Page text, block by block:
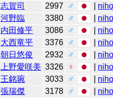
志賀司 2997 ♂
河野臨 3380 ♂
内田修平 3086 ♂
大西竜平 3376 ♂
朝日悠俊 2932 ♂
上野愛咲美 3326 ♀
王銘琬 3033 ♂
張瑞傑 3178 ♂